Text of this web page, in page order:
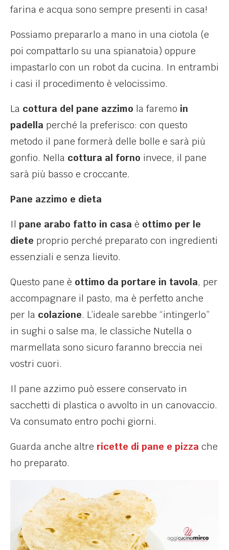
farina e acqua sono sempre presenti in casa!
Possiamo prepararlo a mano in una ciotola (e
poi compattarlo su una spianatoia) oppure
impastarlo con un robot da cucina. In entrambi
i casi il procedimento è velocissimo.
La cottura del pane azzimo la faremo in
padella perché la preferisco: con questo
metodo il pane formerà delle bolle e sarà più
gonfio. Nella cottura al forno invece, il pane
sarà più basso e croccante.
Pane azzimo e dieta
Il pane arabo fatto in casa è ottimo per le
diete proprio perché preparato con ingredienti
essenziali e senza lievito.
Questo pane è ottimo da portare in tavola, per
accompagnare il pasto, ma è perfetto anche
per la colazione. L’ideale sarebbe “intingerlo”
in sughi o salse ma, le classiche Nutella o
marmellata sono sicuro faranno breccia nei
vostri cuori.
Il pane azzimo può essere conservato in
sacchetti di plastica o avvolto in un canovaccio.
Va consumato entro pochi giorni.
Guarda anche altre ricette di pane e pizza che
ho preparato.